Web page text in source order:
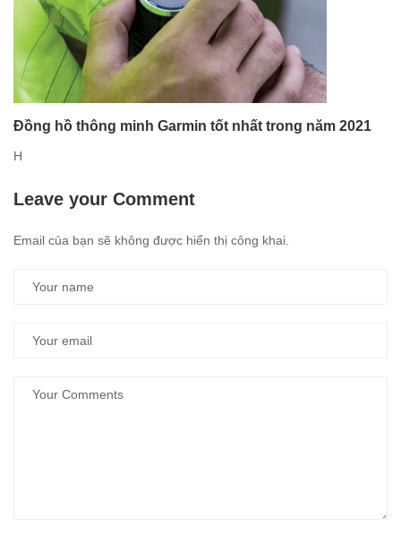
Đồng hồ thông minh Garmin tốt nhất trong năm 2021
H
Leave your Comment
Email của bạn sẽ không được hiển thị công khai.